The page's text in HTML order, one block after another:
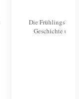
Die
Geschichte und